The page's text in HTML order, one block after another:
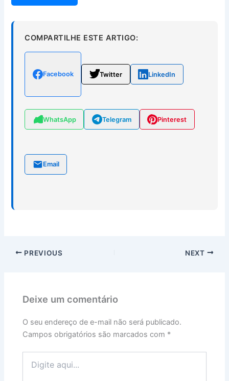
COMPARTILHE ESTE ARTIGO:
Facebook Twitter LinkedIn
WhatsApp Telegram Pinterest
Email
PREVIOUS NEXT
Deixe um comentário
O seu endereço de e-mail não será publicado.
Campos obrigatórios são marcados com *
aqui...